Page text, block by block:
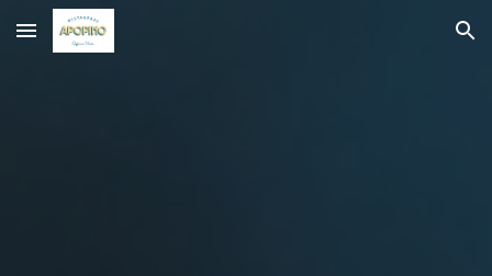
Skip to main content Skip to navigation